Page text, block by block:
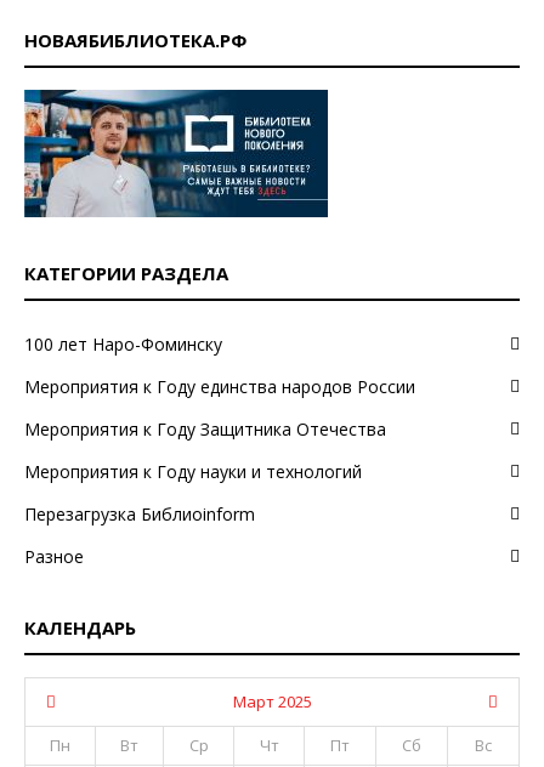
НОВАЯБИБЛИОТЕКА.РФ
КАТЕГОРИИ РАЗДЕЛА
100 лет Наро-Фоминску
Мероприятия к Году единства народов России
Мероприятия к Году Защитника Отечества
Мероприятия к Году науки и технологий
Перезагрузка Библиоinform
Разное
КАЛЕНДАРЬ
Март 2025
Пн
Вт Ср Чт Пт Сб Вс